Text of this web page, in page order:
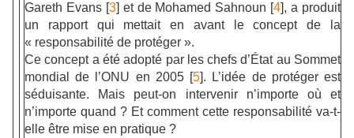
Gareth Evans [3] et de Mohamed Sahnoun [4], a produit
un rapport qui mettait en avant le concept de la
« responsabilité de protéger ».
Ce concept a été adopté par les chefs d’État au Sommet
mondial de l’ONU en 2005 [5]. L’idée de protéger est
séduisante. Mais peut-on intervenir n’importe où et
n’importe quand ? Et comment cette responsabilité va-t-
elle être mise en pratique ?